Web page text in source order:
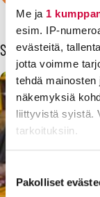
Me ja 1
esim. IP-
evästeitä,
jotta voimme
tehdä
näkemyksiä
liittyvistä syistä.
tarkoituksiin.
voit määrittää
Suostumuksen
valinta
Pakolliset
Sinua voisi